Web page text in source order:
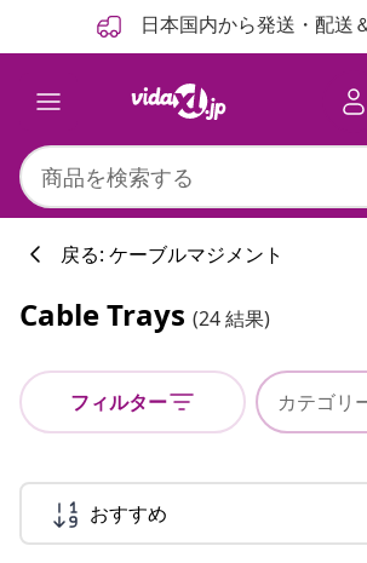
日本国内から発送・配送
戻る: ケーブルマジメント
Cable Trays (24 結果)
フィルター カテゴリ
おすすめ